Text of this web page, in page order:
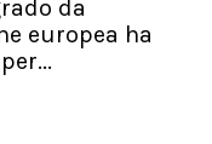
da
europea ha